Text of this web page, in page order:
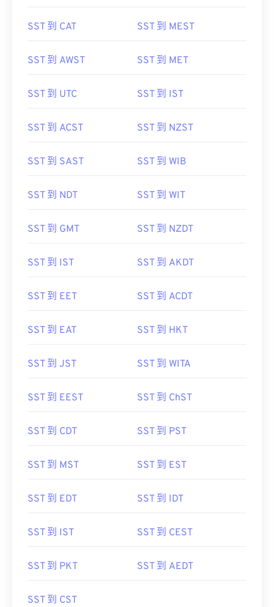
SST 到 CAT SST 到 MEST
SST 到 AWST SST 到 MET
SST 到 UTC SST 到 IST
SST 到 ACST SST 到 NZST
SST 到 SAST SST 到 WIB
SST 到 NDT SST 到 WIT
SST 到 GMT SST 到 NZDT
SST 到 IST SST 到 AKDT
SST 到 EET SST 到 ACDT
SST 到 EAT SST 到 HKT
SST 到 JST SST 到 WITA
SST 到 EEST SST 到 ChST
SST 到 CDT SST 到 PST
SST 到 MST SST 到 EST
SST 到 EDT SST 到 IDT
SST 到 IST SST 到 CEST
SST 到 PKT SST 到 AEDT
SST 到 CST